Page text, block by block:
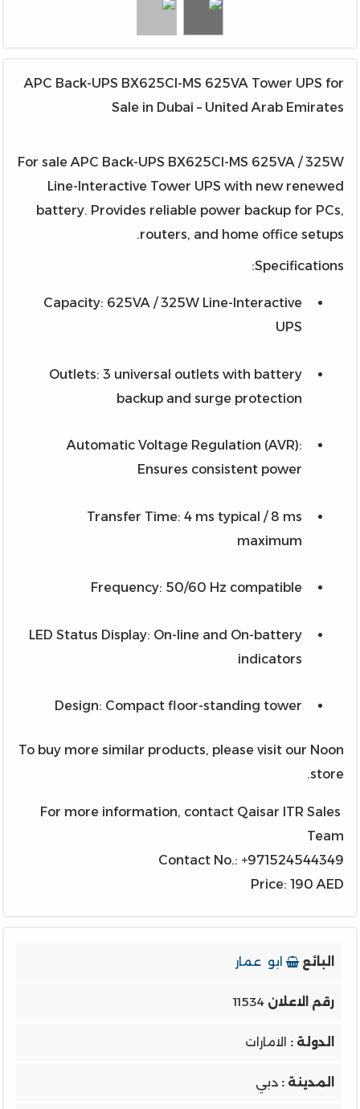
APC Back-UPS BX625CI-MS 625VA Tower UPS for
Sale in Dubai – United Arab Emirates
For sale APC Back-UPS BX625CI-MS 625VA / 325W
Line-Interactive Tower UPS with new renewed
battery. Provides reliable power backup for PCs,
routers, and home office setups.
Specifications:
Capacity: 625VA / 325W Line-Interactive
UPS
Outlets: 3 universal outlets with battery
backup and surge protection
Automatic Voltage Regulation (AVR):
Ensures consistent power
Transfer Time: 4 ms typical / 8 ms
maximum
Frequency: 50/60 Hz compatible
LED Status Display: On-line and On-battery
indicators
Design: Compact floor-standing tower
To buy more similar products, please visit our Noon
store.
For more information, contact Qaisar ITR Sales
Team
Contact No.: +971524544349
Price: 190 AED
البائع ابو عمار
رقم الاعلان 11534
الدولة : الامارات
المدينة : دبي